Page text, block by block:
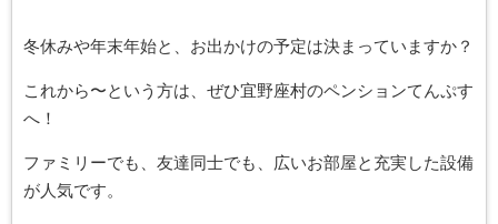
冬休みや年末年始と、お出かけの予定は決まっていますか？
これから〜という方は、ぜひ宜野座村のペンションてんぷす
へ！
ファミリーでも、友達同士でも、広いお部屋と充実した設備
が人気です。